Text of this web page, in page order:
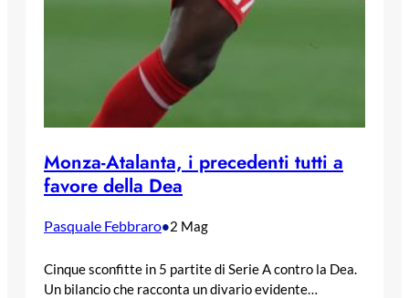
Monza-Atalanta, i precedenti tutti a
favore della Dea
Pasquale Febbraro•2 Mag
Cinque sconfitte in 5 partite di Serie A contro la Dea.
Un bilancio che racconta un divario evidente…